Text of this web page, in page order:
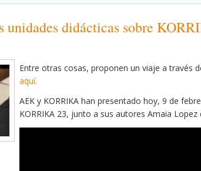
didácticas sobre
Entre otras cosas, proponen un viaje a través
aquí.
AEK y KORRIKA han presentado hoy, 9 de
KORRIKA 23, junto a sus autores Amaia Lopez